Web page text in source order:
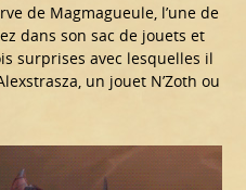
de Magmagueule, l’une de
dans son sac de jouets et
surprises avec lesquelles il
un jouet N’Zoth ou